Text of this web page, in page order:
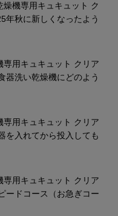
燥機専用キュキュット ク
年秋に新しくなったよう
専用キュキュット クリア
器洗い乾燥機にどのよう
専用キュキュット クリア
を入れてから投入しても
専用キュキュット クリア
ードコース（お急ぎコー